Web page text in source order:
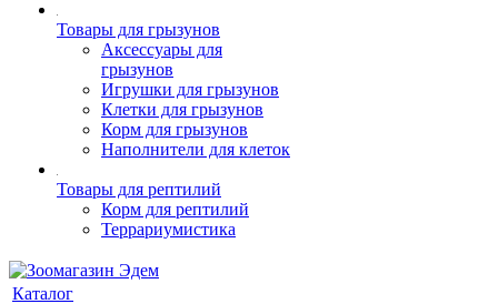
Товары для грызунов
Аксессуары для
грызунов
Игрушки для грызунов
Клетки для грызунов
Корм для грызунов
Наполнители для клеток
Товары для рептилий
Корм для рептилий
Террариумистика
Каталог